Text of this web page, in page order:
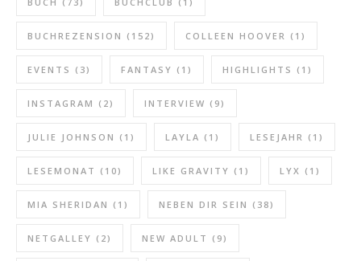
BUCHREZENSION (152) COLLEEN HOOVER (1)
EVENTS (3) FANTASY (1) HIGHLIGHTS (1)
INSTAGRAM (2) INTERVIEW (9)
JULIE JOHNSON (1) LAYLA (1) LESEJAHR (1)
LESEMONAT (10) LIKE GRAVITY (1) LYX (1)
MIA SHERIDAN (1) NEBEN DIR SEIN (38)
NETGALLEY (2) NEW ADULT (9)